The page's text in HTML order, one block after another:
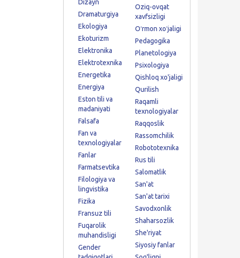
Dizayn
Dramaturgiya
Ekologiya
Ekoturizm
Elektronika
Elektrotexnika
Energetika
Energiya
Eston tili va
madaniyati
Falsafa
Fan va
texnologiyalar
Fanlar
Farmatsevtika
Filologiya va
lingvistika
Fizika
Fransuz tili
Fuqarolik
muhandisligi
Gender
Oziq-ovqat
xavfsizligi
Oʻrmon xoʻjaligi
Pedagogika
Planetologiya
Psixologiya
Qishloq xo'jaligi
Qurilish
Raqamli
texnologiyalar
Raqqoslik
Rassomchilik
Robototexnika
Rus tili
Salomatlik
San'at
San'at tarixi
Savodxonlik
Shaharsozlik
She'riyat
Siyosiy fanlar